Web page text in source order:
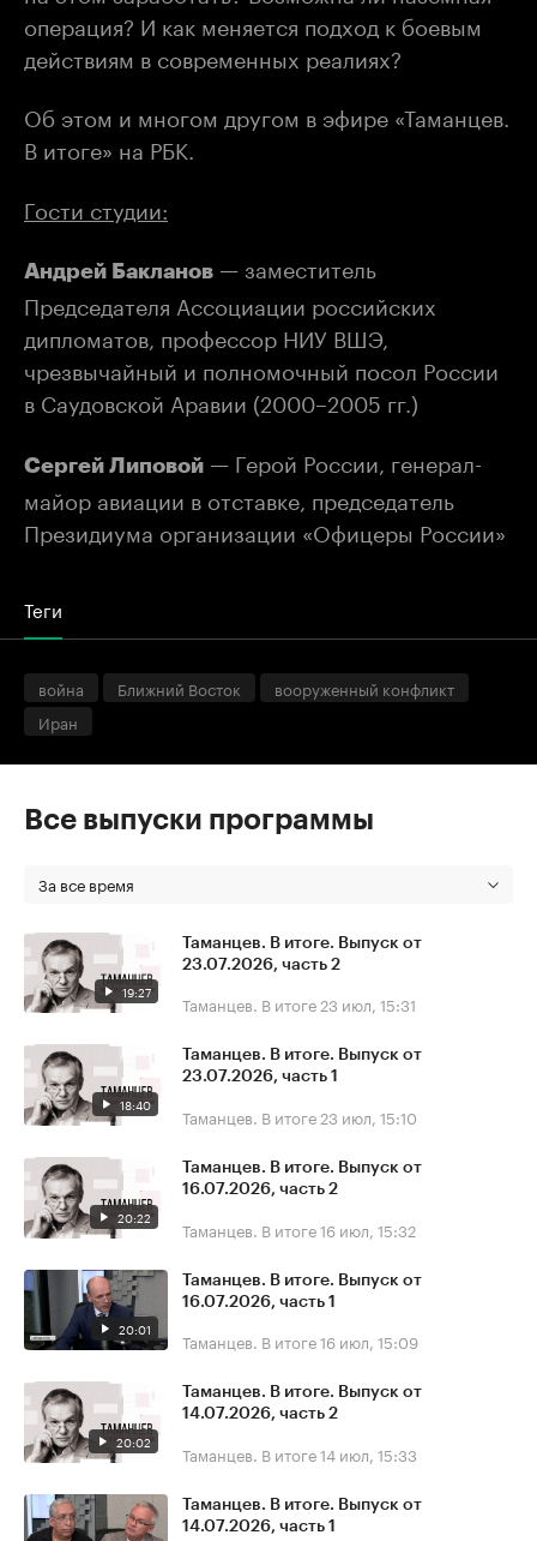
операция? И как меняется подход к боевым
действиям в современных реалиях?
Об этом и многом другом в эфире «Таманцев.
В итоге» на РБК.
Гости студии:
Андрей Бакланов — заместитель
Председателя Ассоциации российских
дипломатов, профессор НИУ ВШЭ,
чрезвычайный и полномочный посол России
в Саудовской Аравии (2000–2005 гг.)
Сергей Липовой — Герой России, генерал-
майор авиации в отставке, председатель
Президиума организации «Офицеры России»
Теги
война Ближний Восток
вооруженный конфликт
Иран
Все выпуски программы
За все время
19:27
Таманцев. В итоге. Выпуск от
23.07.2026, часть 2
Таманцев. В итоге 23 июл, 15:31
18:40
Таманцев. В итоге. Выпуск от
23.07.2026, часть 1
Таманцев. В итоге 23 июл, 15:10
20:22
Таманцев. В итоге. Выпуск от
16.07.2026, часть 2
Таманцев. В итоге16 июл, 15:32
20:01
Таманцев. В итоге. Выпуск от
16.07.2026, часть 1
Таманцев. В итоге16 июл, 15:09
20:02
Таманцев. В итоге. Выпуск от
14.07.2026, часть 2
Таманцев. В итоге14 июл, 15:33
Таманцев. В итоге. Выпуск от
14.07.2026, часть 1